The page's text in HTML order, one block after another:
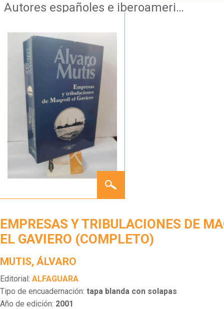
Autores españoles e iberoamericanos
EL
GAVIERO
(COMPLETO)
EMPRESAS Y TRIBULACIONES DE
EL GAVIERO (COMPLETO)
MUTIS, ÁLVARO
Editorial: ALFAGUARA
Tipo de encuadernación: tapa blanda con solapas
Año de edición: 2001